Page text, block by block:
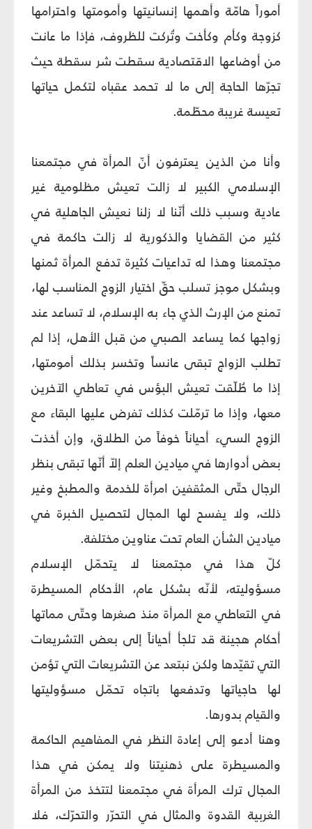
أموراً هامّة وأهمها إنسانيتها وأمومتها واحترامها
كزوجة وكأم وكأخت وتُركت للظروف، فإذا ما عانت
من أوضاعها الاقتصادية سقطت شر سقطة حيث
تجرّها الحاجة إلى ما لا تحمد عقباه لتكمل حياتها
تعيسة غريبة محطّمة.
وأنا من الذين يعترفون أنّ المرأة في مجتمعنا
الإسلامي الكبير لا زالت تعيش مظلومية غير
عادية وسبب ذلك أنّنا لا زلنا نعيش الجاهلية في
كثير من القضايا والذكورية لا زالت حاكمة في
مجتمعنا وهذا له تداعيات كثيرة تدفع المرأة ثمنها
وبشكل موجز تسلب حقّ اختيار الزوج المناسب لها،
تمنع من الإرث الذي جاء به الإسلام، لا تساعد عند
زواجها كما يساعد الصبي من قبل الأهل، إذا لم
تطلب الزواج تبقى عانساً وتخسر بذلك أمومتها،
إذا ما طُلّقت تعيش البؤس في تعاطي الآخرين
معها، وإذا ما ترمّلت كذلك تفرض عليها البقاء مع
الزوج السيء أحياناً خوفاً من الطلاق، وإن أخذت
بعض أدوارها في ميادين العلم إلاّ أنّها تبقى بنظر
الرجال حتّى المثقفين امرأة للخدمة والمطبخ وغير
ذلك، ولا يفسح لها المجال لتحصيل الخبرة في
ميادين الشأن العام تحت عناوين مختلفة.
كلّ هذا في مجتمعنا لا يتحمّل الإسلام
مسؤوليته، لأنّه بشكل عام، الأحكام المسيطرة
في التعاطي مع المرأة منذ صغرها وحتّى مماتها
أحكام هجينة قد تلجأ أحياناً إلى بعض التشريعات
التي تقيّدها ولكن نبتعد عن التشريعات التي تؤمن
لها حاجياتها وتدفعها باتجاه تحمّل مسؤوليتها
والقيام بدورها.
وهنا أدعو إلى إعادة النظر في المفاهيم الحاكمة
والمسيطرة على ذهنيتنا ولا يمكن في هذا
المجال ترك المرأة في مجتمعنا لتتخذ من المرأة
الغربية القدوة والمثال في التحرّر والتحرّك، فلا